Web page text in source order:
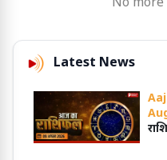
No
Latest News